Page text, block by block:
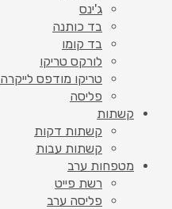
ג'ינס
בד כותנה
בד קומו
לורקס טריקו
טריקו מודפס לייקרה
פליסה
קשתות
קשתות דקות
קשתות עבות
מטפחות ערב
רשת פייט
פליסה ערב